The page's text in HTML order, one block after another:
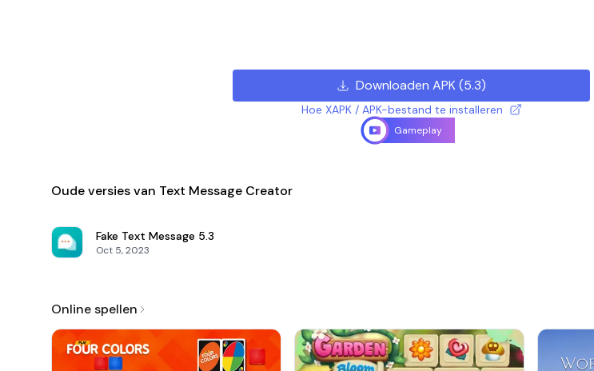
Downloaden APK(5.3)
Hoe XAPK / APK-bestand te installeren
Gameplay
Oude versies van Text Message Creator
Fake Text Message 5.3
Oct 5, 2023
Online spellen